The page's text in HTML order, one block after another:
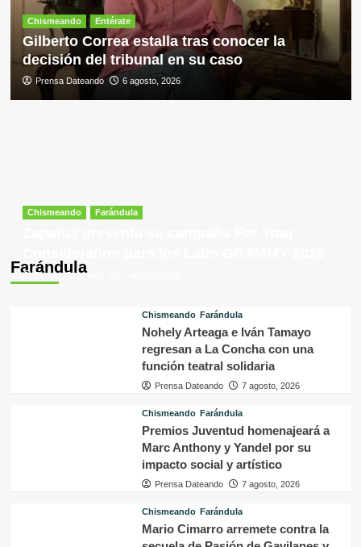
Chismeando Entérate
Gilberto Correa estalla tras conocer la
decisión del tribunal en su caso
Prensa Dateando 6 agosto, 2026
Farándula
Chismeando Farándula
Prensa Dateando
Chismeando Farándula
Nohely Arteaga e Iván Tamayo
regresan a La Concha con una
función teatral solidaria
Prensa Dateando 7 agosto, 2026
Chismeando Farándula
Premios Juventud homenajeará a
Marc Anthony y Yandel por su
impacto social y artístico
Prensa Dateando 7 agosto, 2026
Chismeando Farándula
Mario Cimarro arremete contra la